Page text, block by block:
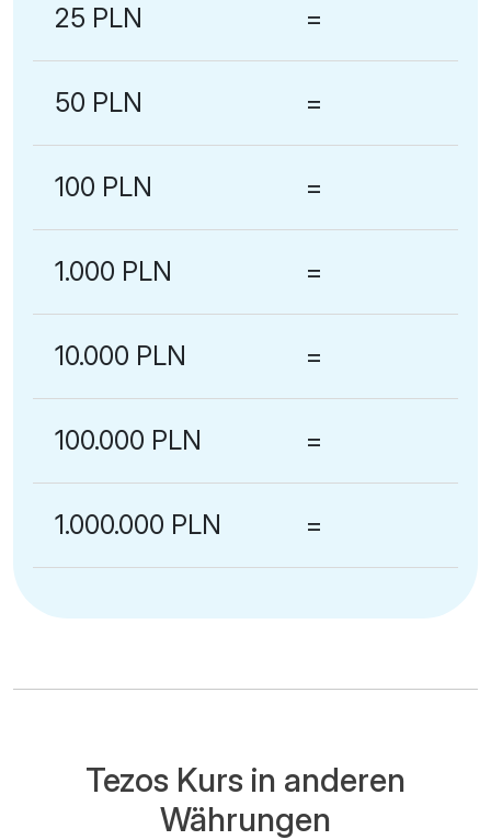
25 PLN =
50 PLN =
100 PLN =
1.000 PLN =
10.000 PLN =
100.000 PLN =
1.000.000 PLN =
Tezos Kurs in anderen
Währungen